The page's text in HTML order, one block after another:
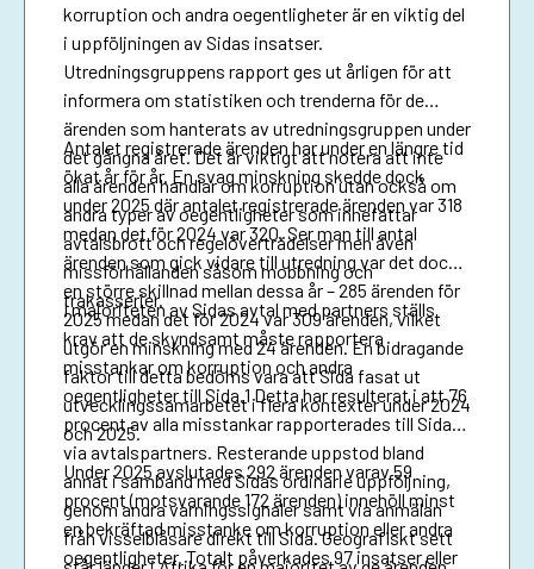
korruption och andra oegentligheter är en viktig del
i uppföljningen av Sidas insatser.
Utredningsgruppens rapport ges ut årligen för att
informera om statistiken och trenderna för de
ärenden som hanterats av utredningsgruppen under
det gångna året. Det är viktigt att notera att inte
alla ärenden handlar om korruption utan också om
andra typer av oegentligheter som innefattar
avtalsbrott och regelöverträdelser men även
missförhållanden såsom mobbning och
trakasserier.
Antalet registrerade ärenden har under en längre tid
ökat år för år. En svag minskning skedde dock
under 2025 där antalet registrerade ärenden var 318
medan det för 2024 var 320. Ser man till antal
ärenden som gick vidare till utredning var det dock
en större skillnad mellan dessa år – 285 ärenden för
2025 medan det för 2024 var 309 ärenden, vilket
utgör en minskning med 24 ärenden. En bidragande
faktor till detta bedöms vara att Sida fasat ut
utvecklingssamarbetet i flera kontexter under 2024
och 2025.
I majoriteten av Sidas avtal med partners ställs
krav att de skyndsamt måste rapportera
misstankar om korruption och andra
oegentligheter till Sida.1 Detta har resulterat i att 76
procent av alla misstankar rapporterades till Sida
via avtalspartners. Resterande uppstod bland
annat i samband med Sidas ordinarie uppföljning,
genom andra varningssignaler samt via anmälan
från visselblåsare direkt till Sida. Geografiskt sett
Under 2025 avslutades 292 ärenden varav 59
procent (motsvarande 172 ärenden) innehöll minst
en bekräftad misstanke om korruption eller andra
oegentligheter. Totalt påverkades 97 insatser eller